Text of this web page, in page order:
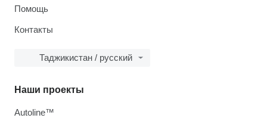
Помощь
Контакты
Таджикистан / русский
Наши проекты
Autoline™